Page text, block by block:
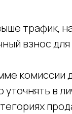
трафик,
взнос
комиссии
в